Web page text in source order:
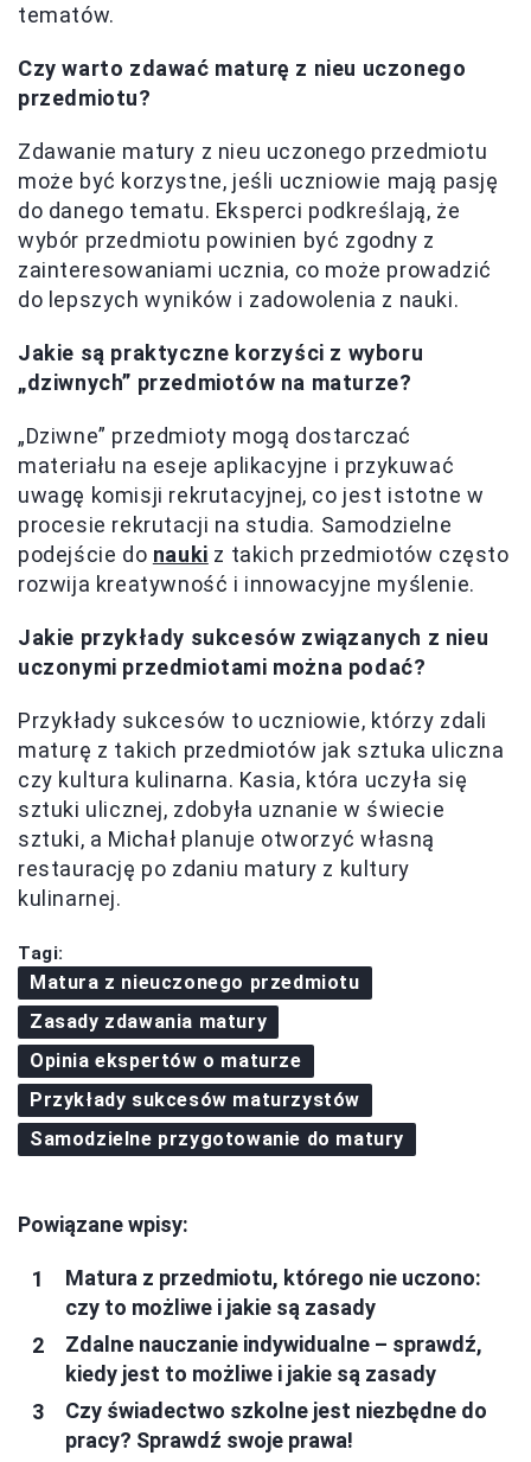
tematów.
Czy warto zdawać maturę z nieu uczonego
przedmiotu?
Zdawanie matury z nieu uczonego przedmiotu
może być korzystne, jeśli uczniowie mają pasję
do danego tematu. Eksperci podkreślają, że
wybór przedmiotu powinien być zgodny z
zainteresowaniami ucznia, co może prowadzić
do lepszych wyników i zadowolenia z nauki.
Jakie są praktyczne korzyści z wyboru
„dziwnych” przedmiotów na maturze?
„Dziwne” przedmioty mogą dostarczać
materiału na eseje aplikacyjne i przykuwać
uwagę komisji rekrutacyjnej, co jest istotne w
procesie rekrutacji na studia. Samodzielne
podejście do nauki z takich przedmiotów często
rozwija kreatywność i innowacyjne myślenie.
Jakie przykłady sukcesów związanych z nieu
uczonymi przedmiotami można podać?
Przykłady sukcesów to uczniowie, którzy zdali
maturę z takich przedmiotów jak sztuka uliczna
czy kultura kulinarna. Kasia, która uczyła się
sztuki ulicznej, zdobyła uznanie w świecie
sztuki, a Michał planuje otworzyć własną
restaurację po zdaniu matury z kultury
kulinarnej.
Tagi:
Matura z nieuczonego przedmiotu
Zasady zdawania matury
Opinia ekspertów o maturze
Przykłady sukcesów maturzystów
Samodzielne przygotowanie do matury
Powiązane wpisy:
Matura z przedmiotu, którego nie uczono:
czy to możliwe i jakie są zasady
Zdalne nauczanie indywidualne – sprawdź,
kiedy jest to możliwe i jakie są zasady
Czy świadectwo szkolne jest niezbędne do
pracy? Sprawdź swoje prawa!